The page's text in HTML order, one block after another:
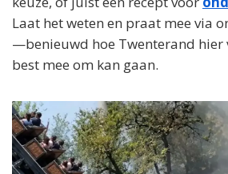
Laat het weten en praat mee via
—benieuwd hoe Twenterand hier
best mee om kan gaan.